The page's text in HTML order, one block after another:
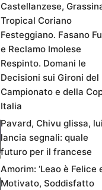
Castellanzese,
Tropical Coriano
Festeggiano. Fasano
e Reclamo Imolese
Respinto. Domani le
Decisioni sui Gironi del
Campionato e della
Italia
Pavard, Chivu glissa, lui
lancia segnali: quale
futuro per il francese
Amorim: ‘Leao è Felice
Motivato, Soddisfatto